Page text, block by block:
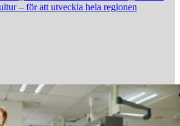
– för att utveckla hela regionen